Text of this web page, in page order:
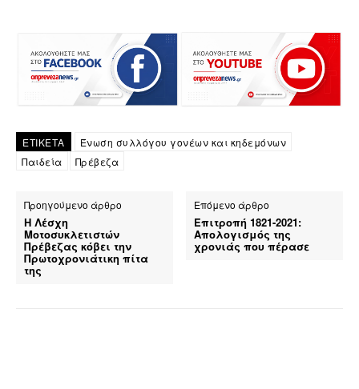
ΕΤΙΚΕΤΑ
Ένωση συλλόγου γονέων και κηδεμόνων
Παιδεία
Πρέβεζα
Προηγούμενο άρθρο
Η Λέσχη
Μοτοσυκλετιστών
Πρέβεζας κόβει την
Πρωτοχρονιάτικη πίτα
της
Επόμενο άρθρο
Επιτροπή 1821-2021:
Απολογισμός της
χρονιάς που πέρασε